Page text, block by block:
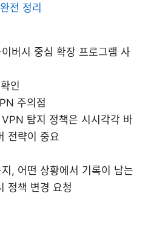
전 정리
버시 중심 확장 프로그램 사
인
주의점
탐지 정책은 시시각각 바
전략이 중요
, 어떤 상황에서 기록이 남는
정책 변경 요청